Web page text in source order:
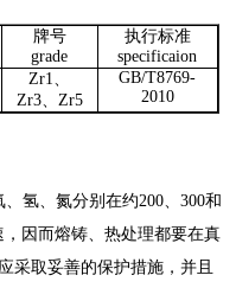
牌号
grade
执行标准
specificaion
Zr1
Zr3、 Zr5
GB/T8769-
2010
氢、氮分别在约200、 300和
因而熔铸、热处理都要在真
采取妥善的保护措施，并且